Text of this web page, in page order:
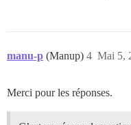
manu-p (Manup) Mai 5,
4
Merci pour les réponses.